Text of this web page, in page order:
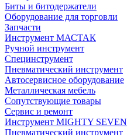
Биты и битодержатели
Оборудование для торговли
Запчасти
Инструмент МАСТАК
Ручной инструмент
Специнструмент
Пневматический инструмент
Автосервисное оборудование
Металлическая мебель
Сопутствующие товары
Сервис и ремонт
Инструмент MIGHTY SEVEN
Пневматический инструмент